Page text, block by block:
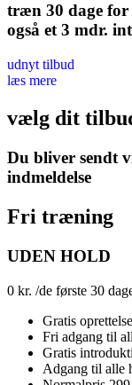
træn 30 dage for
også et 3 mdr.
udnyt tilbud
læs mere
vælg dit
Du bliver sendt
indmeldelse
Fri træning
UDEN HOLD
0 kr. /de første 30
Gratis
Fri adgang til
Gratis
Adgang til alle